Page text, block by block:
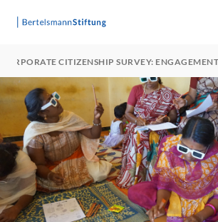
CORPORATE CITIZENSHIP SURVEY: